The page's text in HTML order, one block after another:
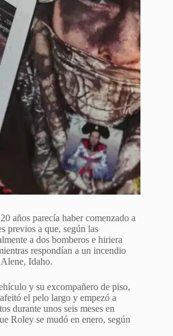
años parecía haber comenzado a
previos a que, según las
a dos bomberos e hiriera
respondían a un incendio
Idaho.
y su excompañero de piso,
el pelo largo y empezó a
durante unos seis meses en
Roley se mudó en enero, según